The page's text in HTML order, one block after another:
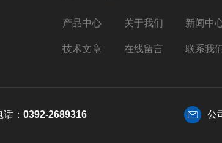
产品中心 关于我们 新闻中
技术文章 在线留言 联系我
： 0392-2689316 公